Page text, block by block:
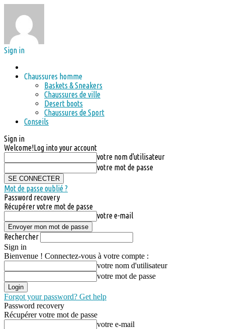
Sign in
Chaussures homme
Baskets & Sneakers
Chaussures de ville
Desert boots
Chaussures de Sport
Conseils
Sign in
Welcome!Log into your account
votre nom d'utilisateur
votre mot de passe
Mot de passe oublié ?
Password recovery
Récupérer votre mot de passe
votre e-mail
Rechercher
Sign in
Bienvenue ! Connectez-vous à votre compte :
votre nom d'utilisateur
votre mot de passe
Forgot your password? Get help
Password recovery
Récupérer votre mot de passe
votre e-mail